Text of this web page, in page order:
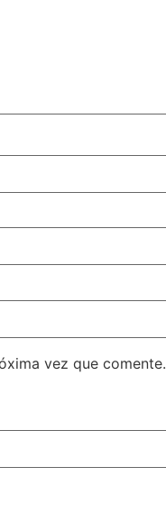
vez que comente.